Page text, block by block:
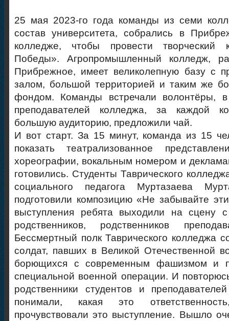
25 мая 2023-го года команды из семи
состав университета, собрались в
колледже, чтобы провести творческий
Победы». Агропромышленный колледж,
Прибрежное, имеет великолепную базу с
залом, большой территорией и таким же
фондом. Команды встречали волонтёры,
преподавателей колледжа, за каждой
большую аудиторию, предложили чай.
И вот старт. За 15 минут, команда из 15
показать театрализованное
хореографии, вокальным номером и
готовились. Студенты Таврического
социального педагога Муртазаева
подготовили композицию «Не забывайте
выступления ребята выходили на сцену
родственников, родственников
Бессмертный полк Таврического колледжа
солдат, павших в Великой Отечественной
борющихся с современным фашизмом и
специальной военной операции. И
родственники студентов и
понимали, какая это
прочувствовали это выступление. Вышло